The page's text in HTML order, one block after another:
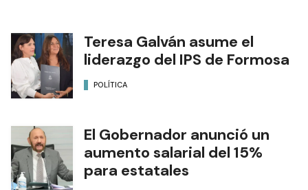
Teresa Galván asume el
liderazgo del IPS de Formosa
POLÍTICA
El Gobernador anunció un
aumento salarial del 15%
para estatales